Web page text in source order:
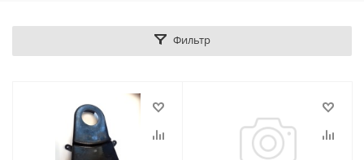
Фильтр